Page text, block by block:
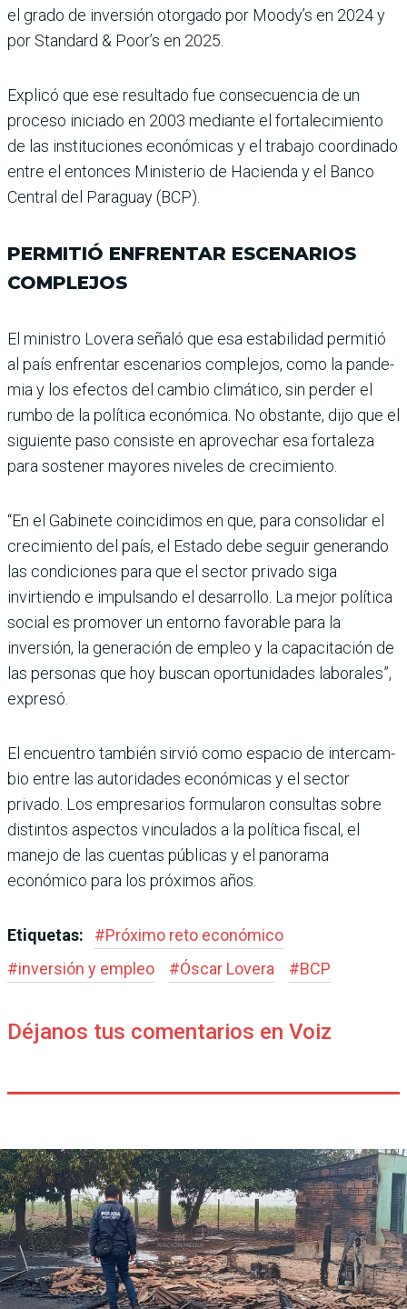
el grado de inver­sión otorgado por Moody’s en 2024 y
por Standard & Poor’s en 2025.
Explicó que ese resultado fue consecuencia de un
proceso iniciado en 2003 mediante el fortalecimiento
de las ins­tituciones económicas y el trabajo coordinado
entre el entonces Ministerio de Hacienda y el Banco
Central del Paraguay (BCP).
PERMITIÓ ENFRENTAR ESCENARIOS
COMPLEJOS
El ministro Lovera señaló que esa estabilidad permitió
al país enfrentar escenarios complejos, como la pande­
mia y los efectos del cam­bio climático, sin perder el
rumbo de la política econó­mica. No obstante, dijo que el
siguiente paso consiste en aprovechar esa fortaleza
para sostener mayores nive­les de crecimiento.
“En el Gabinete coincidimos en que, para consolidar el
cre­cimiento del país, el Estado debe seguir generando
las condiciones para que el sec­tor privado siga
invirtiendo e impulsando el desarrollo. La mejor política
social es promo­ver un entorno favorable para la
inversión, la generación de empleo y la capacitación de
las personas que hoy buscan opor­tunidades laborales”,
expresó.
El encuentro también sirvió como espacio de intercam­
bio entre las autoridades eco­nómicas y el sector
privado. Los empresarios formula­ron consultas sobre
distin­tos aspectos vinculados a la política fiscal, el
manejo de las cuentas públicas y el panorama
económico para los próximos años.
Etiquetas: #Próximo reto económico
#inversión y empleo #Óscar Lovera #BCP
Déjanos tus comentarios en Voiz